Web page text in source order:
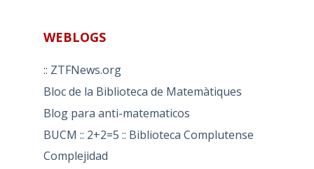
WEBLOGS
:: ZTFNews.org
Bloc de la Biblioteca de Matemàtiques
Blog para anti-matematicos
BUCM :: 2+2=5 :: Biblioteca Complutense
Complejidad